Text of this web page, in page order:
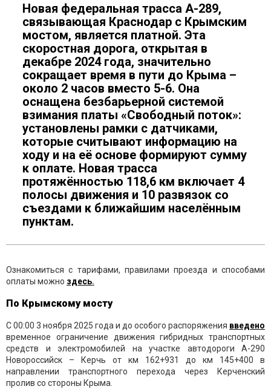
Новая федеральная трасса А-289,
связывающая Краснодар с Крымским
мостом, является платной. Эта
скоростная дорога, открытая в
декабре 2024 года, значительно
сокращает время в пути до Крыма –
около 2 часов вместо 5-6. Она
оснащена безбарьерной системой
взимания платы «Свободный поток»:
установлены рамки с датчиками,
которые считывают информацию на
ходу и на её основе формируют сумму
к оплате. Новая трасса
протяжённостью 118,6 км включает 4
полосы движения и 10 развязок со
съездами к ближайшим населённым
пунктам.
Ознакомиться с тарифами, правилами проезда и способами
оплаты можно здесь.
По Крымскому мосту
С 00:00 3 ноября 2025 года и до особого распоряжения введено
временное ограничение движения гибридных транспортных
средств и электромобилей на участке автодороги А-290
Новороссийск – Керчь от км 162+931 до км 145+400 в
направлении транспортного перехода через Керченский
пролив со стороны Крыма.